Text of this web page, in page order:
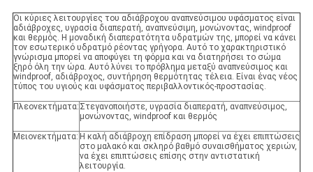
Οι κύριες λειτουργίες του αδιάβροχου αναπνεύσιμου υφάσματος είναι
αδιάβροχες, υγρασία διαπερατή, αναπνεύσιμη, μονώνοντας, windproof
και θερμός. Η μοναδική διαπερατότητα υδρατμών της, μπορεί να κάνει
τον εσωτερικό υδρατμό ρέοντας γρήγορα. Αυτό το χαρακτηριστικό
γνώρισμα μπορεί να αποφύγει τη φόρμα και να διατηρήσει το σώμα
ξηρό όλη την ώρα. Αυτό λύνει το πρόβλημα μεταξύ αναπνεύσιμος και
windproof, αδιάβροχος, συντήρηση θερμότητας τέλεια. Είναι ένας νέος
τύπος του υγιούς και υφάσματος περιβαλλοντικός-προστασίας.
Πλεονεκτήματα: Στεγανοποιήστε, υγρασία διαπερατή, αναπνεύσιμος,
μονώνοντας, windproof και θερμός
Μειονεκτήματα: Η καλή αδιάβροχη επίδραση μπορεί να έχει επιπτώσεις
στο μαλακό και σκληρό βαθμό συναισθήματος χεριών,
να έχει επιπτώσεις επίσης στην αντιστατική
λειτουργία.